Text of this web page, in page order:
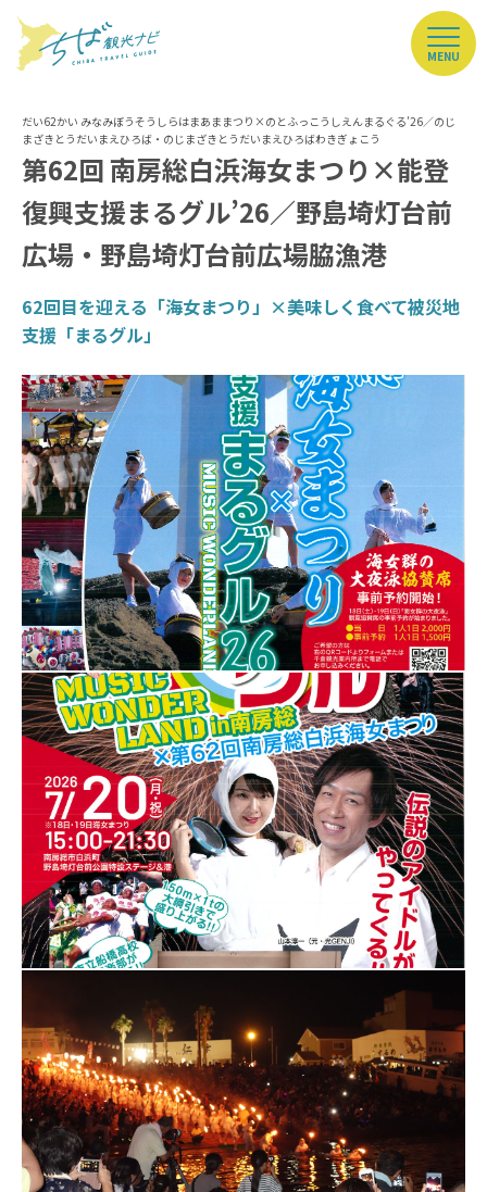
MENU
第62回 南房総白浜海女まつり×能登
復興支援まるグル’26／野島埼灯台前
広場・野島埼灯台前広場脇漁港
62回目を迎える「海女まつり」×美味しく食べて被災地
支援「まるグル」